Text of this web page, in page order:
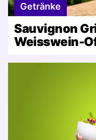
Getränke
Sauvignon
Weisswein-